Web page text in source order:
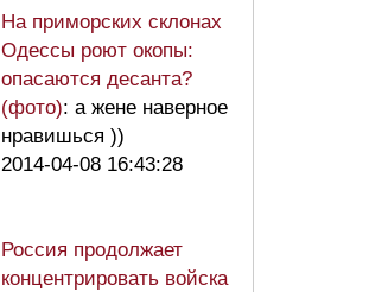
На приморских склонах
Одессы роют окопы:
опасаются десанта?
(фото): а жене наверное
нравишься ))
2014-04-08 16:43:28
Россия продолжает
концентрировать войска